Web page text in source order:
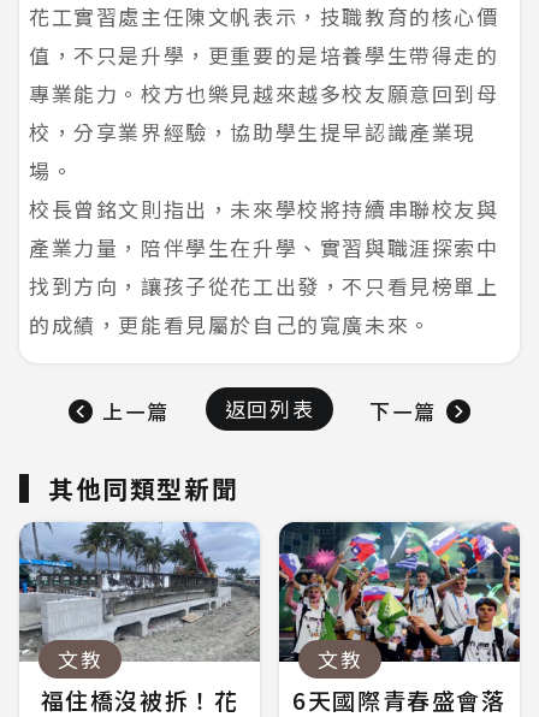
花工實習處主任陳文帆表示，技職教育的核心價
值，不只是升學，更重要的是培養學生帶得走的
專業能力。校方也樂見越來越多校友願意回到母
校，分享業界經驗，協助學生提早認識產業現
場。
校長曾銘文則指出，未來學校將持續串聯校友與
產業力量，陪伴學生在升學、實習與職涯探索中
找到方向，讓孩子從花工出發，不只看見榜單上
的成績，更能看見屬於自己的寬廣未來。
上一篇 返回列表 下一篇
其他同類型新聞
文教
福住橋沒被拆！花
文教
6天國際青春盛會落